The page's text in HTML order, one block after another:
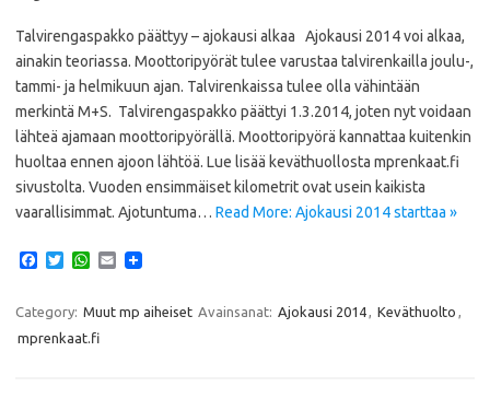
Talvirengaspakko päättyy – ajokausi alkaa Ajokausi 2014 voi alkaa,
ainakin teoriassa. Moottoripyörät tulee varustaa talvirenkailla joulu-,
tammi- ja helmikuun ajan. Talvirenkaissa tulee olla vähintään
merkintä M+S. Talvirengaspakko päättyi 1.3.2014, joten nyt voidaan
lähteä ajamaan moottoripyörällä. Moottoripyörä kannattaa kuitenkin
huoltaa ennen ajoon lähtöä. Lue lisää keväthuollosta mprenkaat.fi
sivustolta. Vuoden ensimmäiset kilometrit ovat usein kaikista
vaarallisimmat. Ajotuntuma… Read More: Ajokausi 2014 starttaa »
e
o
T
t
e
W
t
s
A
E
i
Category: Muut mp aiheiset Avainsanat: Ajokausi 2014, Keväthuolto ,
mprenkaat.fi